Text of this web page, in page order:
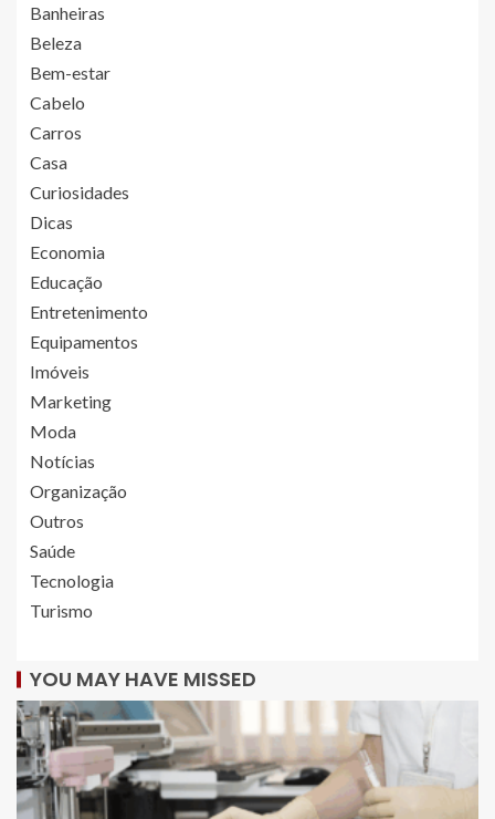
Banheiras
Beleza
Bem-estar
Cabelo
Carros
Casa
Curiosidades
Dicas
Economia
Educação
Entretenimento
Equipamentos
Imóveis
Marketing
Moda
Notícias
Organização
Outros
Saúde
Tecnologia
Turismo
YOU MAY HAVE MISSED